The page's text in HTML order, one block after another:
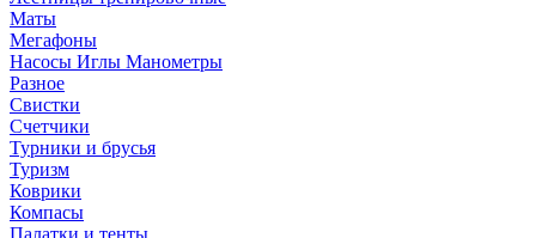
Маты
Мегафоны
Насосы Иглы Манометры
Разное
Свистки
Счетчики
Турники и брусья
Туризм
Коврики
Компасы
Палатки и тенты